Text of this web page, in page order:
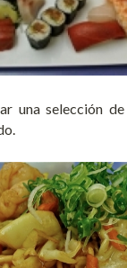
una selección de